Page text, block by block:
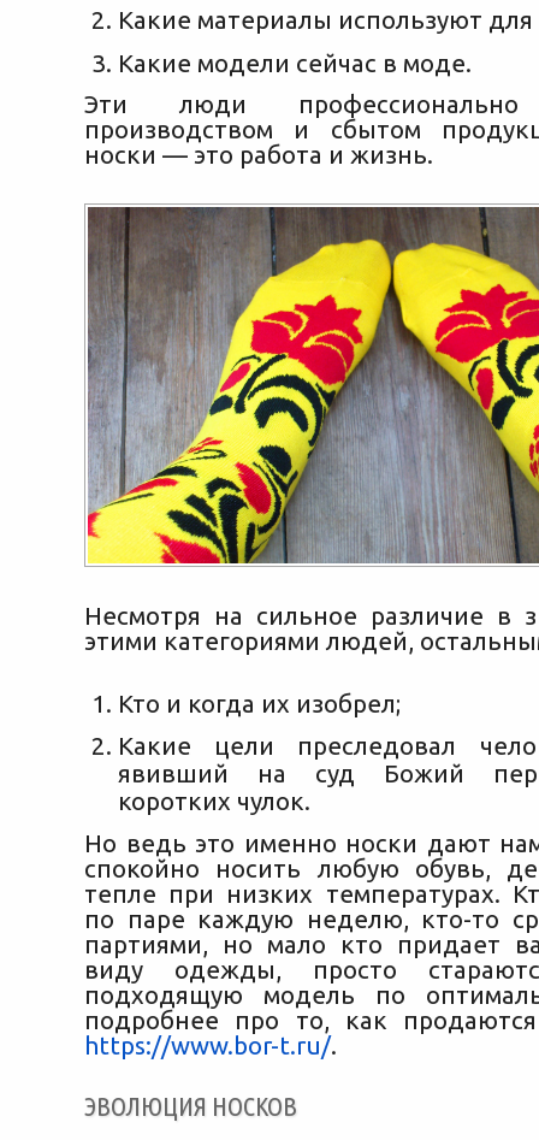
Какие материалы используют для
Какие модели сейчас в моде.
Эти люди профессионально
производством и сбытом
носки — это работа и жизнь.
Несмотря на сильное различие в
этими категориями людей,
Кто и когда их изобрел;
Какие цели преследовал
явивший на суд Божий
коротких чулок.
Но ведь это именно носки дают
спокойно носить любую обувь,
тепле при низких температурах.
по паре каждую неделю, кто-то
партиями, но мало кто придает
виду одежды, просто
подходящую модель по
подробнее про то, как
https://www.bor-t.ru/.
ЭВОЛЮЦИЯ НОСКОВ